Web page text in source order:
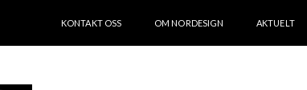
KONTAKT OSS OM NORDESIGN AKTUELT